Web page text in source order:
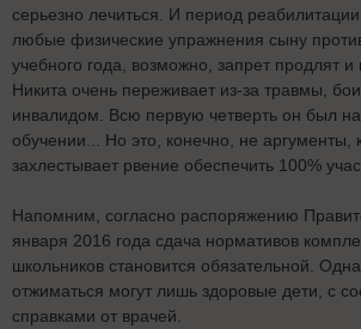
серьезно лечиться. И период
любые физические упражнения сыну
учебного года, возможно, запрет продлят и
Никита очень переживает из-за травмы,
инвалидом. Всю первую четверть он был
обучении... Но это, конечно, не аргументы,
захлестывает рвение обеспечить 100%
Напомним, согласно распоряжению
января 2016 года сдача нормативов
школьников становится обязательной.
отжиматься могут лишь здоровые дети, с
справками от врачей.